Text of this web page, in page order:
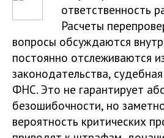
ответственность
Расчеты
вопросы обсуждаются
постоянно отслеживаются
законодательства,
ФНС. Это не гарантирует
безошибочности, но
вероятность критических